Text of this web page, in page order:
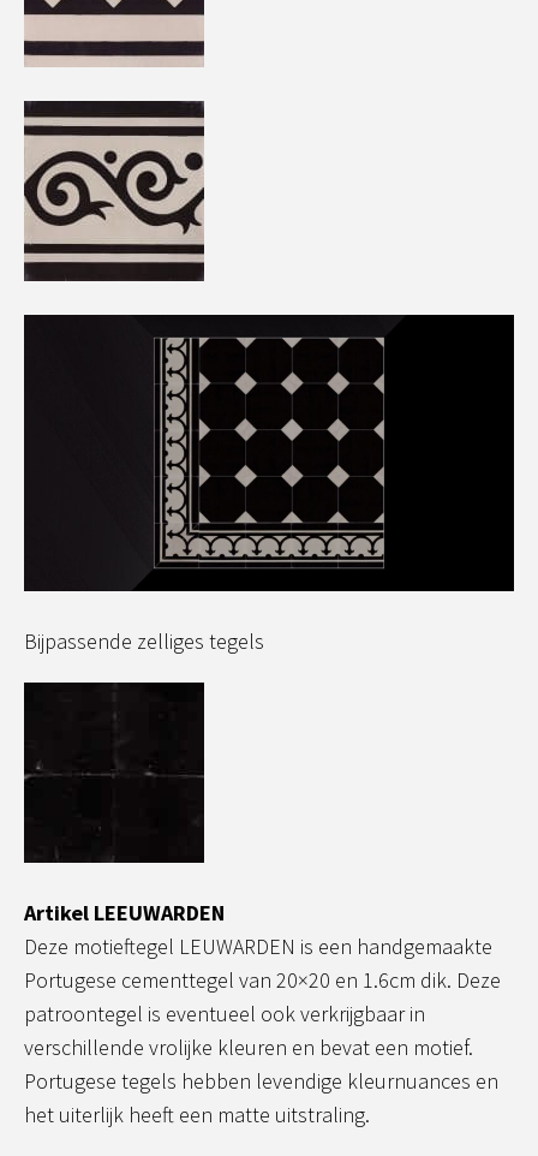
Bijpassende zelliges tegels
Artikel LEEUWARDEN
Deze motieftegel LEUWARDEN is een handgemaakte
Portugese cementtegel van 20×20 en 1.6cm dik. Deze
patroontegel is eventueel ook verkrijgbaar in
verschillende vrolijke kleuren en bevat een motief.
Portugese tegels hebben levendige kleurnuances en
het uiterlijk heeft een matte uitstraling.